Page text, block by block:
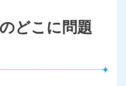
どこに問題